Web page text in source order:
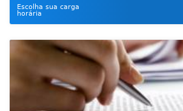
Escolha sua carga
horária